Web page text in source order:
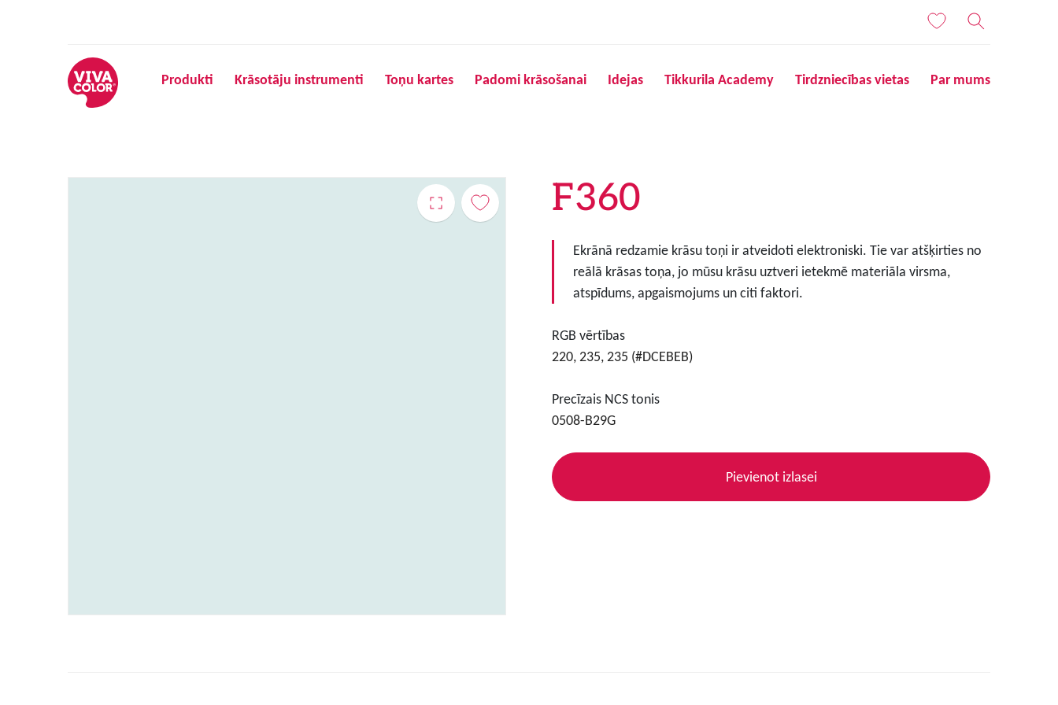
Produkti Krāsotāju instrumenti Toņu kartes Padomi krāsošanai Idejas Tikkurila Academy Tirdzniecības vietas Par mums
F360
Ekrānā redzamie krāsu toņi ir atveidoti elektroniski. Tie var atšķirties no
reālā krāsas toņa, jo mūsu krāsu uztveri ietekmē materiāla virsma,
atspīdums, apgaismojums un citi faktori.
RGB vērtības
220, 235, 235 (#DCEBEB)
Precīzais NCS tonis
0508-B29G
Pievienot izlasei